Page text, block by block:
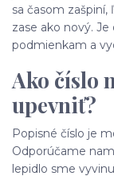
sa časom
zase ako nový.
podmienkam a
Ako číslo
upevniť?
Popisné číslo je
Odporúčame
lepidlo sme